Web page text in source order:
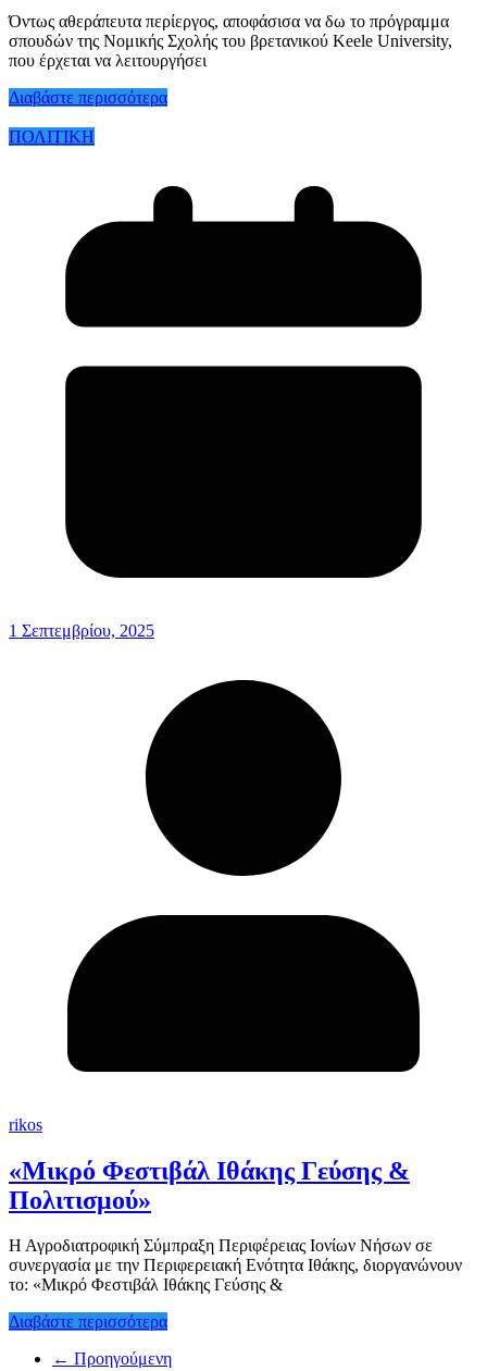
Όντως αθεράπευτα περίεργος, αποφάσισα να δω το πρόγραμμα
σπουδών της Νομικής Σχολής του βρετανικού Keele University,
που έρχεται να λειτουργήσει
Διαβάστε περισσότερα
ΠΟΛΙΤΙΚΗ
1 Σεπτεμβρίου, 2025
rikos
«Μικρό Φεστιβάλ Ιθάκης Γεύσης &
Πολιτισμού»
Η Αγροδιατροφική Σύμπραξη Περιφέρειας Ιονίων Νήσων σε
συνεργασία με την Περιφερειακή Ενότητα Ιθάκης, διοργανώνουν
το: «Μικρό Φεστιβάλ Ιθάκης Γεύσης &
Διαβάστε περισσότερα
← Προηγούμενη